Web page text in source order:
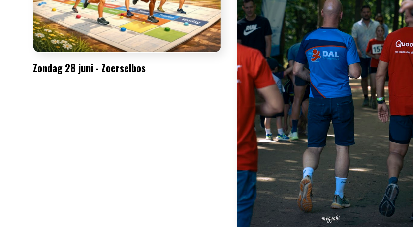
Zondag 28 juni - Zoerselbos